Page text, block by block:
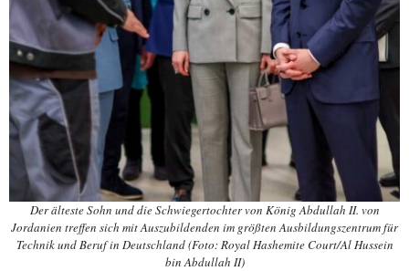
Der älteste Sohn und die Schwiegertochter von König Abdullah II. von
Jordanien treffen sich mit Auszubildenden im größten Ausbildungszentrum für
Technik und Beruf in Deutschland (Foto: Royal Hashemite Court/Al Hussein
bin Abdullah II)